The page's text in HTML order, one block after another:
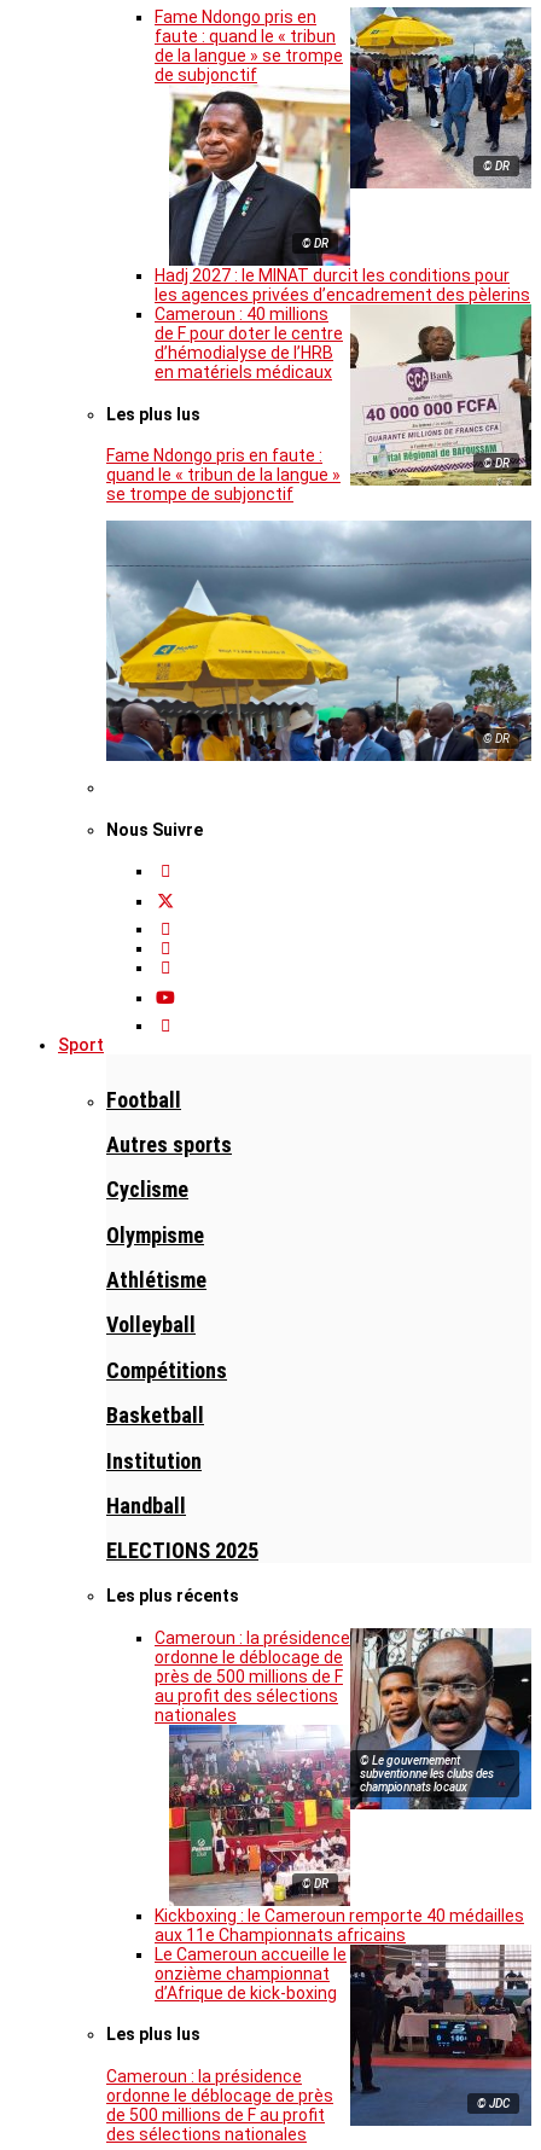
© DR
Fame Ndongo pris en
faute : quand le « tribun
de la langue » se trompe
de subjonctif
© DR
Hadj 2027 : le MINAT durcit les conditions pour
les agences privées d’encadrement des pèlerins
© DR
Cameroun : 40 millions
de F pour doter le centre
d’hémodialyse de l’HRB
en matériels médicaux
Les plus lus
Fame Ndongo pris en faute :
quand le « tribun de la langue »
se trompe de subjonctif
© DR
Nous Suivre
Sport
Football
Autres sports
Cyclisme
Olympisme
Athlétisme
Volleyball
Compétitions
Basketball
Institution
Handball
ELECTIONS 2025
Les plus récents
© Le gouvernement
subventionne les clubs des
championnats locaux
Cameroun : la présidence
ordonne le déblocage de
près de 500 millions de F
au profit des sélections
nationales
© DR
Kickboxing : le Cameroun remporte 40 médailles
aux 11e Championnats africains
© JDC
Le Cameroun accueille le
onzième championnat
d’Afrique de kick-boxing
Les plus lus
Cameroun : la présidence
ordonne le déblocage de près
de 500 millions de F au profit
des sélections nationales